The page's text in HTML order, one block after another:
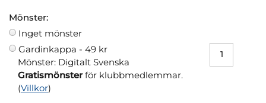
Mönster:
Inget mönster
Gardinkappa - 49 kr
Mönster: Digitalt Svenska
Gratismönsterför klubbmedlemmar.
(Villkor)